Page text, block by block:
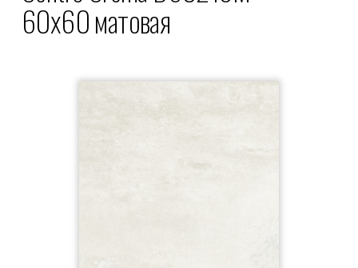
60x60 матовая